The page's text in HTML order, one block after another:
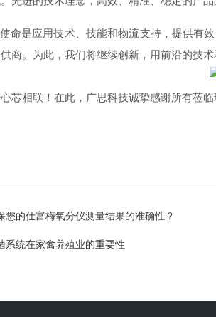
命是应用技术、技能和物流支持，提供有
商。为此，我们将继续创新，用前沿的技
心芯相联！ 在此，广思科技诚挚感谢所有莅
您的仕富梅氧分仪测量结果的准确性？
系统在家禽养殖业的重要性